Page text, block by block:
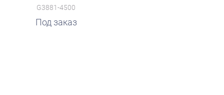
G3881-4500
Под заказ